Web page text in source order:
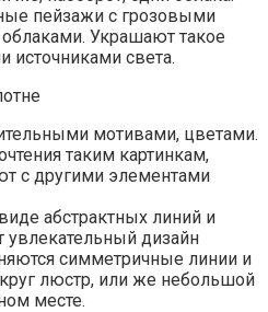
пейзажи с грозовыми
Украшают такое
источниками света.
мотивами, цветами.
таким картинкам,
с другими элементами
абстрактных линий и
дизайн
симметричные линии и
люстр, или же небольшой
месте.